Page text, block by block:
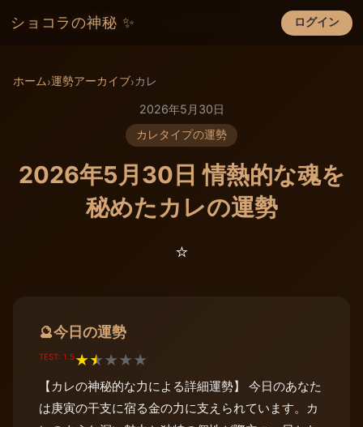
ショコラの神秘 ✨ ログイン
×
ホーム›運勢アーカイブ›カレ
2026年5月30日
カレタイプの運勢
2026年5月30日 情熱的な魂を
秘めたカレの運勢
⭐️
🔮今日の運勢
TEST: 1.5★★★★★
【カレの神秘的な力による詳細運勢】 今日のあなた
は庚寅の干支に宿る金の力に支えられています。カ